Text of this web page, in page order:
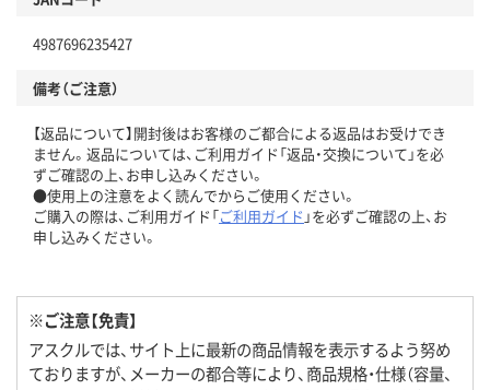
4987696235427
備考（ご注意）
【返品について】開封後はお客様のご都合による返品はお受けでき
ません。返品については、ご利用ガイド「返品・交換について」を必
ずご確認の上、お申し込みください。
●使用上の注意をよく読んでからご使用ください。
ご購入の際は、ご利用ガイド「ご利用ガイド 」を必ずご確認の上、お
申し込みください。
※ご注意【免責】
アスクルでは、サイト上に最新の商品情報を表示するよう努め
ておりますが、メーカーの都合等により、商品規格・仕様（容量、